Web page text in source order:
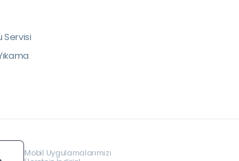
Servisi
Mobil Uygulamalarımızı